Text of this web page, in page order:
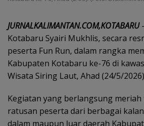
JURNALKALIMANTAN.COM,KOTABARU
Kotabaru Syairi Mukhlis, secara
peserta Fun Run, dalam rangka
Kabupaten Kotabaru ke-76 di
Wisata Siring Laut, Ahad (24/5/
Kegiatan yang berlangsung
ratusan peserta dari berbagai
dalam maupun luar daerah